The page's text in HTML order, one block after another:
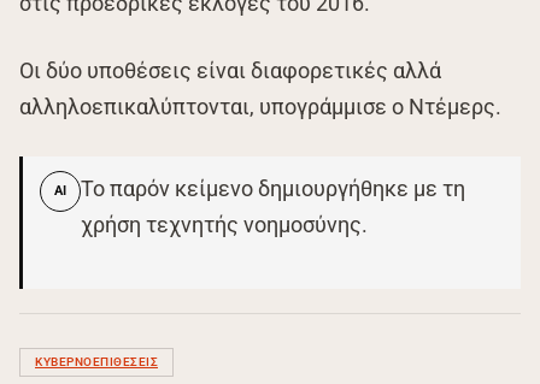
Οι δύο υποθέσεις είναι διαφορετικές αλλά
αλληλοεπικαλύπτονται, υπογράμμισε ο Ντέμερς.
AI
Το παρόν κείμενο δημιουργήθηκε με τη
χρήση τεχνητής νοημοσύνης.
ΚΥΒΕΡΝΟΕΠΙΘΕΣΕΙΣ